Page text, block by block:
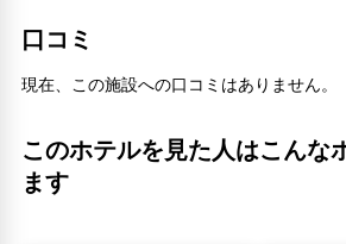
アメリカ合衆国総領事館(360m)
大阪府警察コミュニティープラザ(330m)
太融寺(270m)
梅田停車場跡(420m)
クラブピカデリー梅田大阪(280m)
口コミ
現在、この施設への口コミはありません。
このホテルを見た人はこんな
ます